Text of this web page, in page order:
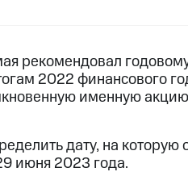
рекомендовал
2022 финансового
именную
дату, на
июня 2023 года.